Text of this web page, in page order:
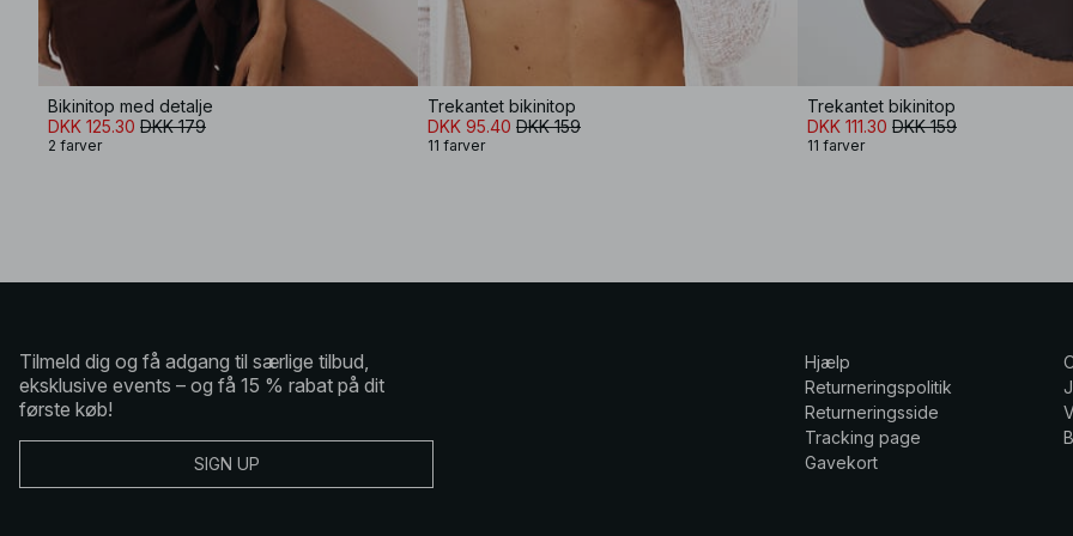
Bikinitop med detalje
DKK 125.30 DKK 179
2 farver
Trekantet bikinitop
DKK 95.40 DKK 159
11 farver
Trekantet bikinitop
DKK 111.30 DKK 159
11 farver
Tilmeld dig og få adgang til særlige tilbud,
eksklusive events – og få 15 % rabat på dit
første køb!
SIGN UP
Hjælp
Returneringspolitik
Returneringsside
Tracking page
Gavekort